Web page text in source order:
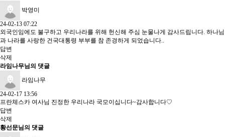
박영미
24-02-13 07:22
외국인임에도 불구하고 우리나라를 위해 헌신해 주심 눈물나게 감사드립니다. 하나님
과 나라를 사랑한 건국대통령 부부를 참 존경하게 되었습니다..
답변
삭제
라임나무님의 댓글
라임나무
24-02-17 13:56
프란체스카 여사님 진정한 우리나라 국모이십니다~감사합니다♡
답변
삭제
황선문님의 댓글